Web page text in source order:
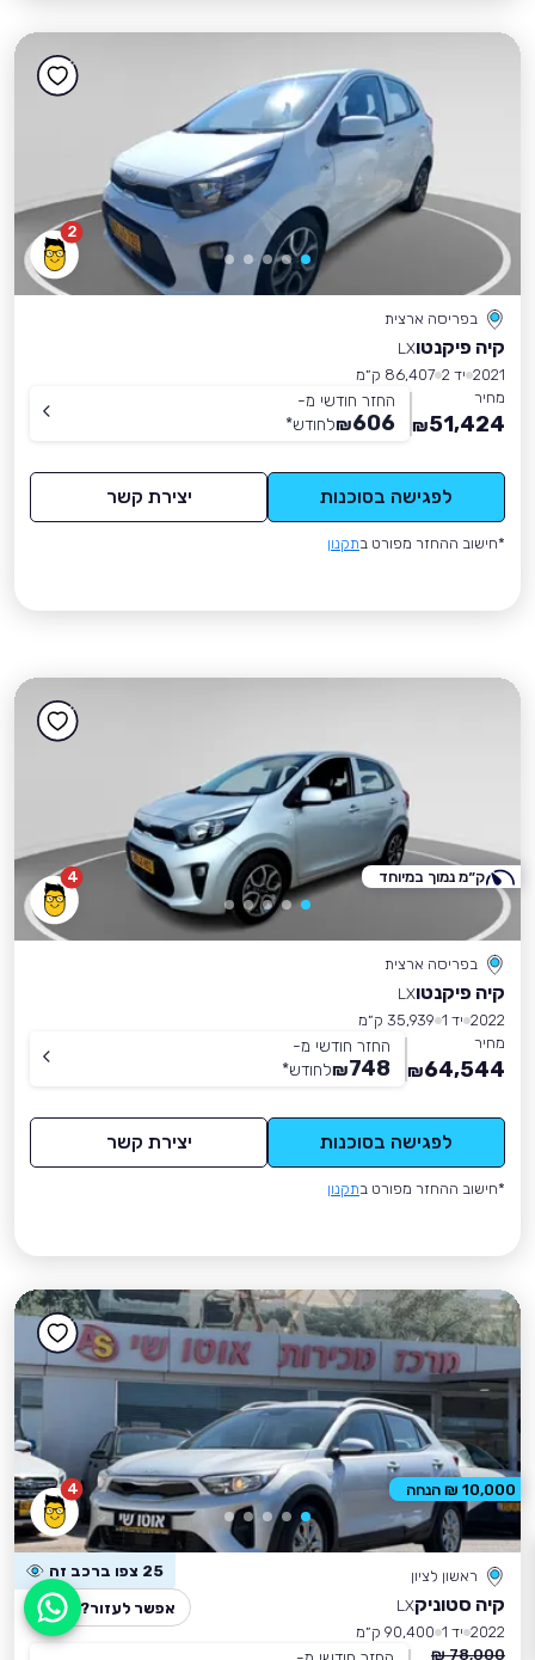
2
בפריסה ארצית
קיה פיקנטוLX
2021 יד 2
86,407 ק״מ
מחיר
51,424
₪
החזר חודשי מ-
606
₪לחודש*
לפגישה בסוכנות יצירת קשר
*חישוב ההחזר מפורט בתקנון
4
בפריסה ארצית
קיה פיקנטוLX
2022 יד 1
35,939 ק״מ
מחיר
64,544
₪
החזר חודשי מ-
748
₪לחודש*
לפגישה בסוכנות יצירת קשר
*חישוב ההחזר מפורט בתקנון
ק״מ נמוך במיוחד
4
ראשון לציון 25 צפו ברכב זה
קיה סטוניקLX
2022 יד 1
90,400 ק״מ
78,000 ₪
10,000 ₪ הנחה
אפשר לעזור?